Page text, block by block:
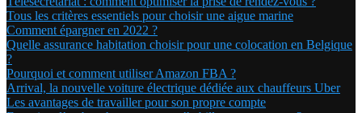
Tous les critères essentiels pour choisir une aigue marine
Comment épargner en 2022 ?
Quelle assurance habitation choisir pour une colocation en Belgique
?
Pourquoi et comment utiliser Amazon FBA ?
Arrival, la nouvelle voiture électrique dédiée aux chauffeurs Uber
Les avantages de travailler pour son propre compte